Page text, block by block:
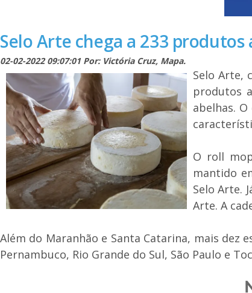
Selo Arte chega a 233
02-02-2022 09:07:01 Por: Victória Cruz, Mapa.
Selo Arte,
produtos
abelhas.
O roll
mantido
Selo Arte.
Arte. A
Além do Maranhão e Santa Catarina, mais dez
Pernambuco, Rio Grande do Sul, São Paulo e